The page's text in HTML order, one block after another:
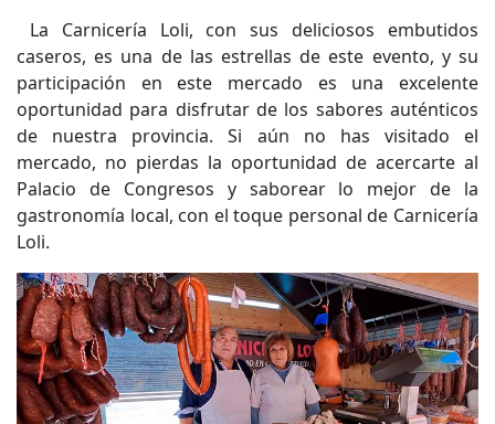
La Carnicería Loli, con sus deliciosos embutidos
caseros, es una de las estrellas de este evento, y su
participación en este mercado es una excelente
oportunidad para disfrutar de los sabores auténticos
de nuestra provincia. Si aún no has visitado el
mercado, no pierdas la oportunidad de acercarte al
Palacio de Congresos y saborear lo mejor de la
gastronomía local, con el toque personal de Carnicería
Loli.